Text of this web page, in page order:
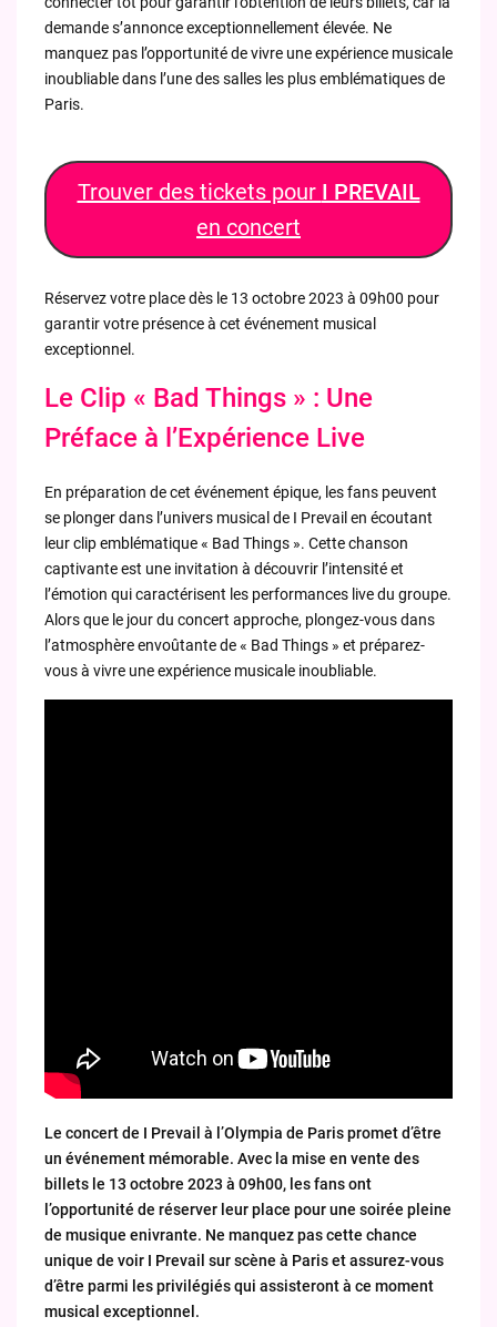
demande s’annonce exceptionnellement élevée. Ne
manquez pas l’opportunité de vivre une expérience musicale
inoubliable dans l’une des salles les plus emblématiques de
Paris.
Trouver des tickets pour I PREVAIL
en concert
Réservez votre place dès le 13 octobre 2023 à 09h00 pour
garantir votre présence à cet événement musical
exceptionnel.
Le Clip « Bad Things » : Une
Préface à l’Expérience Live
En préparation de cet événement épique, les fans peuvent
se plonger dans l’univers musical de I Prevail en écoutant
leur clip emblématique « Bad Things ». Cette chanson
captivante est une invitation à découvrir l’intensité et
l’émotion qui caractérisent les performances live du groupe.
Alors que le jour du concert approche, plongez-vous dans
l’atmosphère envoûtante de « Bad Things » et préparez-
vous à vivre une expérience musicale inoubliable.
Le concert de I Prevail à l’Olympia de Paris promet d’être
un événement mémorable. Avec la mise en vente des
billets le 13 octobre 2023 à 09h00, les fans ont
l’opportunité de réserver leur place pour une soirée pleine
de musique enivrante. Ne manquez pas cette chance
unique de voir I Prevail sur scène à Paris et assurez-vous
d’être parmi les privilégiés qui assisteront à ce moment
musical exceptionnel.